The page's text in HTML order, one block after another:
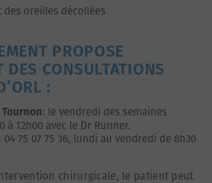
oreilles décollées
PROPOSE
DES CONSULTATIONS
:
: le vendredi des semaines
à 12h00 avec le Dr Runner.
04 75 07 75 36, lundi au vendredi de 8h30
chirurgicale, le patient peut